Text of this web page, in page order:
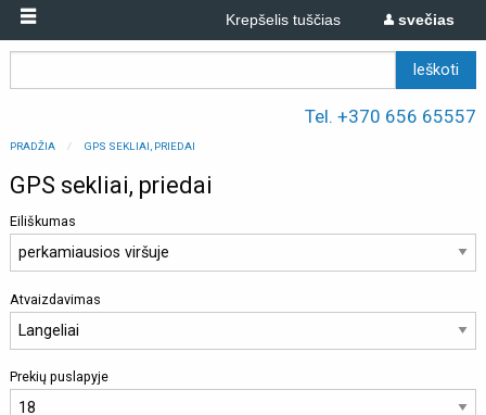
svečias
Krepšelis tuščias
Tel. +370 656 65557
PRADŽIA GPS SEKLIAI, PRIEDAI
GPS sekliai, priedai
Eiliškumas
Atvaizdavimas
Prekių puslapyje